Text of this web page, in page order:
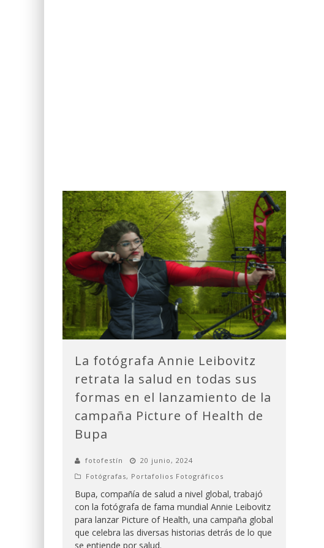
La fotógrafa Annie Leibovitz
retrata la salud en todas sus
formas en el lanzamiento de la
campaña Picture of Health de
Bupa
fotofestín
20 junio, 2024
Fotógrafas, Portafolios Fotográficos
Bupa, compañía de salud a nivel global, trabajó
con la fotógrafa de fama mundial Annie Leibovitz
para lanzar Picture of Health, una campaña global
que celebra las diversas historias detrás de lo que
se entiende por salud.